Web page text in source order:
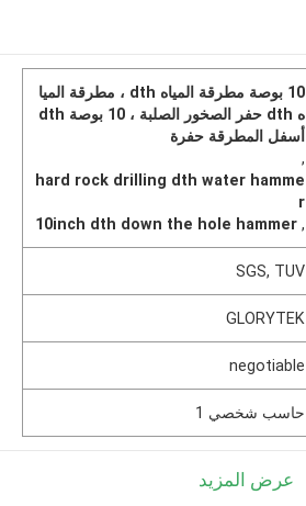
10 بوصة مطرقة المياه dth ، مطرقة الميا
ه dth حفر الصخور الصلبة ، 10 بوصة dth
أسفل المطرقة حفرة
,
hard rock drilling dth water hamme
r
,
10inch dth down the hole hammer
SGS, TUV
GLORYTEK
negotiable
حاسب شخصي 1
عرض المزيد